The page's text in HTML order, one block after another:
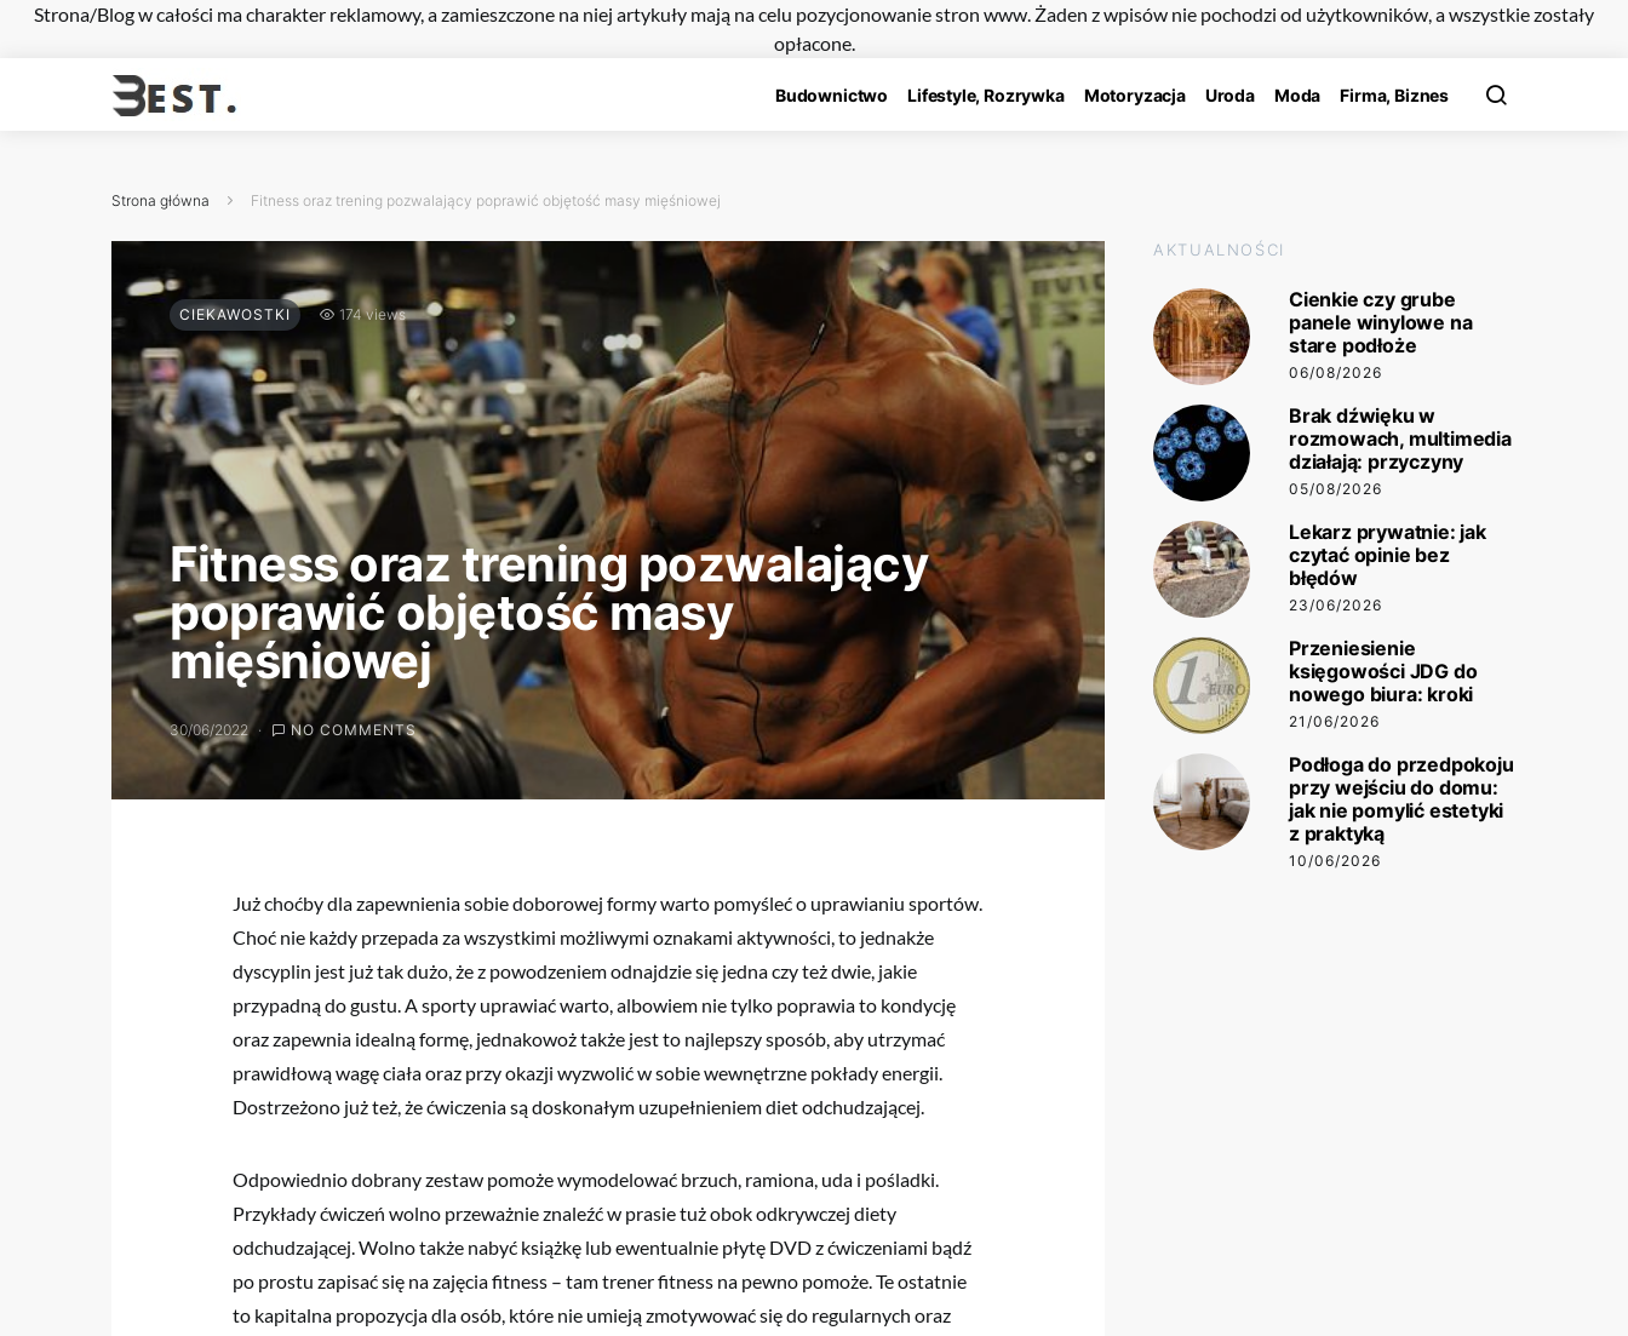
Strona/Blog w całości ma charakter reklamowy, a zamieszczone na niej artykuły mają na celu pozycjonowanie stron www. Żaden z wpisów nie pochodzi od użytkowników, a wszystkie zostały
opłacone.
Budownictwo Lifestyle, Rozrywka Motoryzacja Uroda Moda Firma, Biznes
Strona główna Fitness oraz trening pozwalający poprawić objętość masy mięśniowej
CIEKAWOSTKI 174 views
Fitness oraz trening pozwalający
poprawić objętość masy
mięśniowej
30/06/2022 NO COMMENTS
Już choćby dla zapewnienia sobie doborowej formy warto pomyśleć o uprawianiu sportów.
Choć nie każdy przepada za wszystkimi możliwymi oznakami aktywności, to jednakże
dyscyplin jest już tak dużo, że z powodzeniem odnajdzie się jedna czy też dwie, jakie
przypadną do gustu. A sporty uprawiać warto, albowiem nie tylko poprawia to kondycję
oraz zapewnia idealną formę, jednakowoż także jest to najlepszy sposób, aby utrzymać
prawidłową wagę ciała oraz przy okazji wyzwolić w sobie wewnętrzne pokłady energii.
Dostrzeżono już też, że ćwiczenia są doskonałym uzupełnieniem diet odchudzającej.
Odpowiednio dobrany zestaw pomoże wymodelować brzuch, ramiona, uda i pośladki.
Przykłady ćwiczeń wolno przeważnie znaleźć w prasie tuż obok odkrywczej diety
odchudzającej. Wolno także nabyć książkę lub ewentualnie płytę DVD z ćwiczeniami bądź
po prostu zapisać się na zajęcia fitness – tam trener fitness na pewno pomoże. Te ostatnie
to kapitalna propozycja dla osób, które nie umieją zmotywować się do regularnych oraz
AKTUALNOŚCI
Cienkie czy grube
panele winylowe na
stare podłoże
06/08/2026
Brak dźwięku w
rozmowach, multimedia
działają: przyczyny
05/08/2026
Lekarz prywatnie: jak
czytać opinie bez
błędów
23/06/2026
Przeniesienie
księgowości JDG do
nowego biura: kroki
21/06/2026
Podłoga do przedpokoju
przy wejściu do domu:
jak nie pomylić estetyki
z praktyką
10/06/2026